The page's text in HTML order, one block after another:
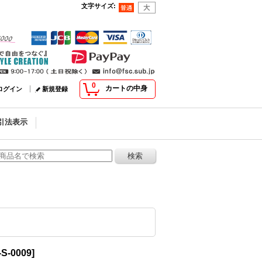
文字サイズ:
0 カートの中身
グイン 新規登録
法表示
0009]